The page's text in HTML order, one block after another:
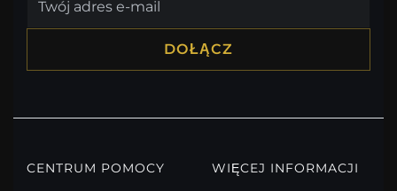
DOŁĄCZ
CENTRUM POMOCY WIĘCEJ INFORMACJI